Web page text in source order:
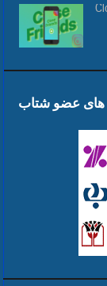
های عضو شتاب